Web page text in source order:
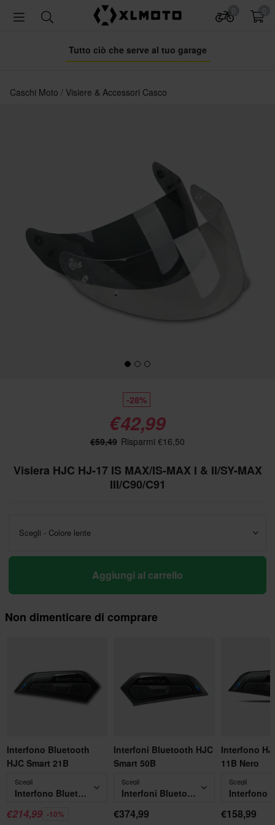
Tutto ciò che serve al tuo garage
Caschi Moto Visiere & Accessori Casco
-28%
€42,99
€59,49 Risparmi €16,50
Visiera HJC HJ-17 IS MAX/IS-MAX I & II/SY-MAX
III/C90/C91
Scegli - Colore lente
Aggiungi al carrello
Non dimenticare di comprare
Interfono Bluetooth
HJC Smart 21B
Scegli
Interfono Bluetooth HJC Smart 21B
€214,99 -10%
Interfoni Bluetooth HJC
Smart 50B
Scegli
Interfoni Bluetooth HJC Smart 50B
€374,99
Interfono
11B Nero
Scegli
€158,99